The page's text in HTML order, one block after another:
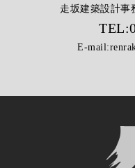
走坂建築設計事
TEL:
E-mail: